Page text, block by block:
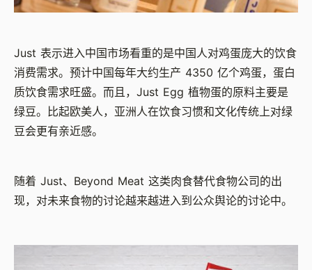
Just 表示进入中国市场看重的是中国人对鸡蛋庞大的饮食
消费需求。预计中国每年大约生产 4350 亿个鸡蛋，蛋白
质饮食需求旺盛。而且， Just Egg 植物蛋的原料主要是
绿豆。比起欧美人，亚洲人在饮食习惯和文化传统上对绿
豆会更有亲近感。
随着 Just、 Beyond Meat 这类肉食替代食物公司的出
现，对未来食物的讨论越来越进入到公众舆论的讨论中。